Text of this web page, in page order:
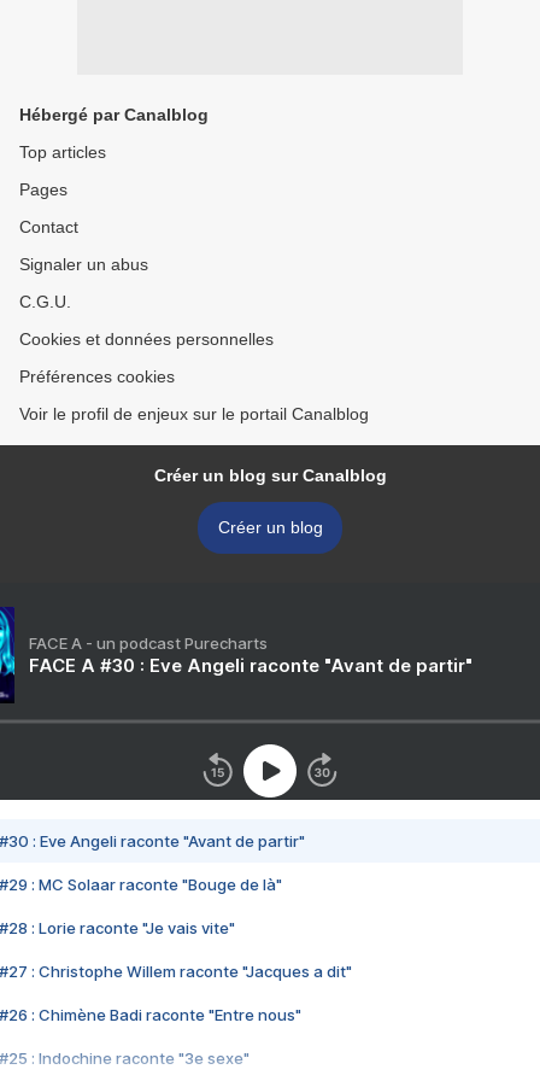
Hébergé par Canalblog
Top articles
Pages
Contact
Signaler un abus
C.G.U.
Cookies et données personnelles
Préférences cookies
Voir le profil de enjeux sur le portail Canalblog
Créer un blog sur Canalblog
Créer un blog
FACE A - un podcast Purecharts
FACE A #30 : Eve Angeli raconte "Avant de partir"
#30 : Eve Angeli raconte "Avant de partir"
#29 : MC Solaar raconte "Bouge de là"
#28 : Lorie raconte "Je vais vite"
#27 : Christophe Willem raconte "Jacques a dit"
#26 : Chimène Badi raconte "Entre nous"
#25 : Indochine raconte "3e sexe"